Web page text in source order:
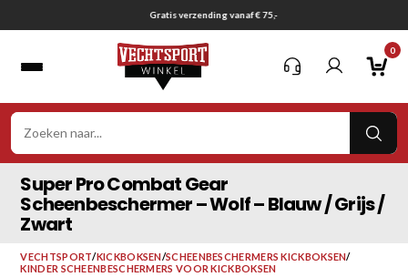
naar
Gratis verzending vanaf € 75,-
0
Super Pro Combat Gear
Scheenbeschermer – Wolf – Blauw / Grijs /
Zwart
VECHTSPORT/KICKBOKSEN/SCHEENBESCHERMERS KICKBOKSEN/
KINDER SCHEENBESCHERMERS VOOR KICKBOKSEN